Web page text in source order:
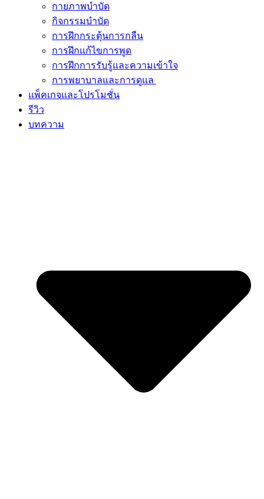
กายภาพบำบัด
กิจกรรมบำบัด
การฝึกกระตุ้นการกลืน
การฝึกแก้ไขการพูด
การฝึกการรับรู้และความเข้าใจ
การพยาบาลและการดูแล
แพ็คเกจและโปรโมชั่น
รีวิว
บทความ